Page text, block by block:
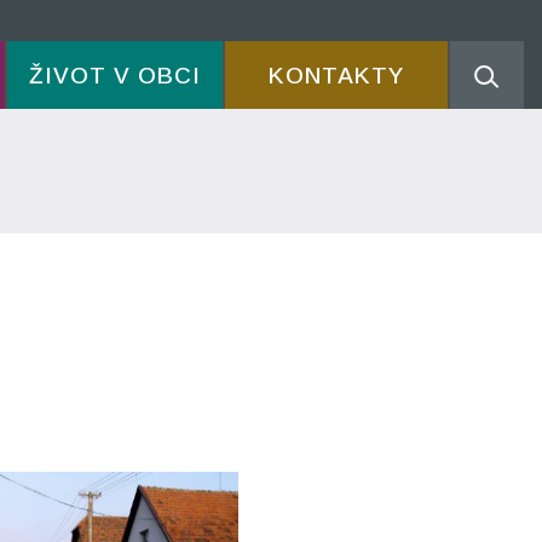
ŽIVOT V OBCI KONTAKTY